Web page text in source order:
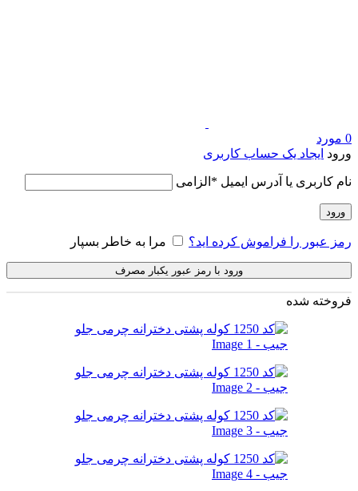
0 مورد
ورود ایجاد یک حساب کاربری
نام کاربری یا آدرس ایمیل * الزامی
ورود
رمز عبور را فراموش کرده اید؟ مرا به خاطر بسپار
ورود با رمز عبور یکبار مصرف
فروخته شده